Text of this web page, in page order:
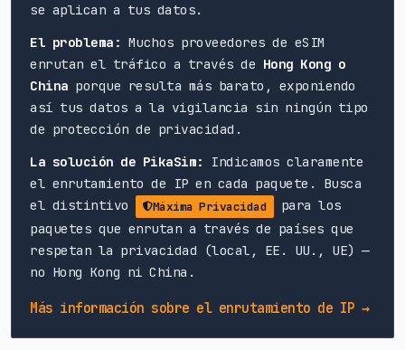
se aplican a tus datos.
El problema: Muchos proveedores de eSIM
enrutan el tráfico a través de Hong Kong o
China porque resulta más barato, exponiendo
así tus datos a la vigilancia sin ningún tipo
de protección de privacidad.
La solución de PikaSim:
Indicamos claramente
el enrutamiento de IP en cada paquete. Busca
el distintivo
Máxima Privacidad
para los
paquetes que enrutan a través de países que
respetan la privacidad (local, EE. UU., UE) —
no Hong Kong ni China.
Más información sobre el enrutamiento de IP →